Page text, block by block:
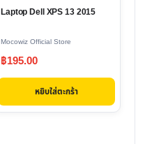
Laptop Dell XPS 13 2015
Mocowiz Official Store
฿195.00
หยิบใส่ตะกร้า